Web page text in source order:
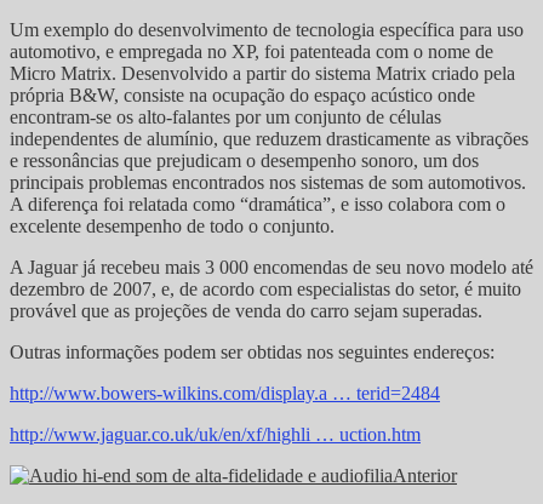
Um exemplo do desenvolvimento de tecnologia específica para uso
automotivo, e empregada no XP, foi patenteada com o nome de
Micro Matrix. Desenvolvido a partir do sistema Matrix criado pela
própria B&W, consiste na ocupação do espaço acústico onde
encontram-se os alto-falantes por um conjunto de células
independentes de alumínio, que reduzem drasticamente as vibrações
e ressonâncias que prejudicam o desempenho sonoro, um dos
principais problemas encontrados nos sistemas de som automotivos.
A diferença foi relatada como “dramática”, e isso colabora com o
excelente desempenho de todo o conjunto.
A Jaguar já recebeu mais 3 000 encomendas de seu novo modelo até
dezembro de 2007, e, de acordo com especialistas do setor, é muito
provável que as projeções de venda do carro sejam superadas.
Outras informações podem ser obtidas nos seguintes endereços:
http://www.bowers-wilkins.com/display.a … terid=2484
http://www.jaguar.co.uk/uk/en/xf/highli … uction.htm
Anterior